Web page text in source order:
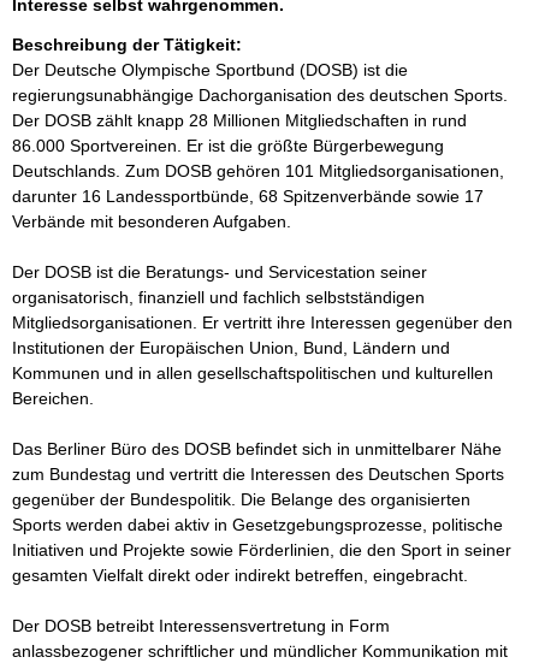
Interesse selbst wahrgenommen.
Beschreibung der Tätigkeit:
Der Deutsche Olympische Sportbund (DOSB) ist die
regierungsunabhängige Dachorganisation des deutschen Sports.
Der DOSB zählt knapp 28 Millionen Mitgliedschaften in rund
86.000 Sportvereinen. Er ist die größte Bürgerbewegung
Deutschlands. Zum DOSB gehören 101 Mitgliedsorganisationen,
darunter 16 Landessportbünde, 68 Spitzenverbände sowie 17
Verbände mit besonderen Aufgaben.
Der DOSB ist die Beratungs- und Servicestation seiner
organisatorisch, finanziell und fachlich selbstständigen
Mitgliedsorganisationen. Er vertritt ihre Interessen gegenüber den
Institutionen der Europäischen Union, Bund, Ländern und
Kommunen und in allen gesellschaftspolitischen und kulturellen
Bereichen.
Das Berliner Büro des DOSB befindet sich in unmittelbarer Nähe
zum Bundestag und vertritt die Interessen des Deutschen Sports
gegenüber der Bundespolitik. Die Belange des organisierten
Sports werden dabei aktiv in Gesetzgebungsprozesse, politische
Initiativen und Projekte sowie Förderlinien, die den Sport in seiner
gesamten Vielfalt direkt oder indirekt betreffen, eingebracht.
Der DOSB betreibt Interessensvertretung in Form
anlassbezogener schriftlicher und mündlicher Kommunikation mit